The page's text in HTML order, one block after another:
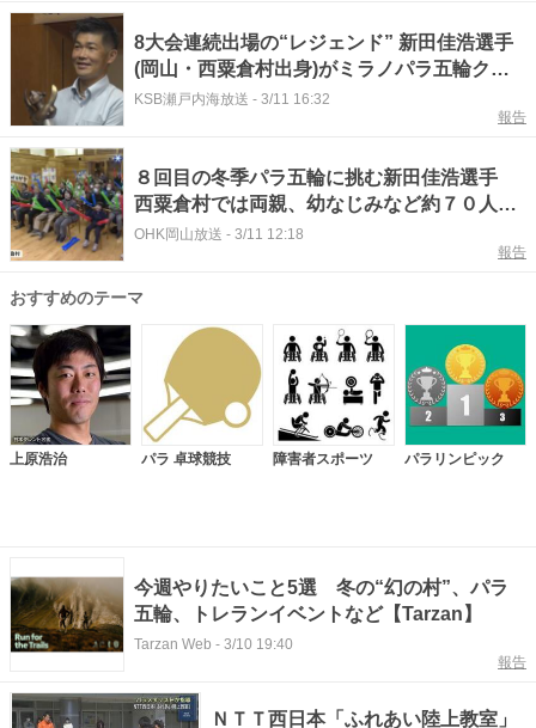
8大会連続出場の“レジェンド” 新田佳浩選手
(岡山・西粟倉村出身)がミラノパラ五輪クロ
スカントリースキーに出場
KSB瀬戸内海放送 - 3/11 16:32
報告
８回目の冬季パラ五輪に挑む新田佳浩選手
西粟倉村では両親、幼なじみなど約７０人が
熱い声援【岡山】
OHK岡山放送 - 3/11 12:18
報告
おすすめのテーマ
上原浩治 パラ 卓球競技 障害者スポーツ パラリンピック
今週やりたいこと5選 冬の“幻の村”、パラ
五輪、トレランイベントなど【Tarzan】
Tarzan Web - 3/10 19:40
報告
ＮＴＴ西日本「ふれあい陸上教室」